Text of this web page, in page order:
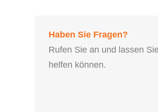
Haben Sie Fragen?
Rufen Sie an und lassen
helfen können.